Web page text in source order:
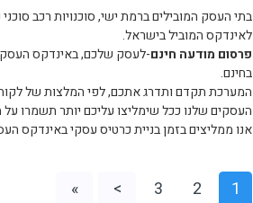
בתי העסק המובילים ברמת ישי, סוכנויות רכב סוכני
לאינדקס המוביל בישראל.
פרסום מודעה חינם-לעסק שלכם, באינדקס
בחינם.
המערכת תקדם ותדרג אתכם, לפי המלצות של
העסקים שלנו ככל שימליצו עליכם יותר תשמרו על
אנו ממליצים בזמן בניית כרטיס עסקי באינדקס
1
2
3
>
»